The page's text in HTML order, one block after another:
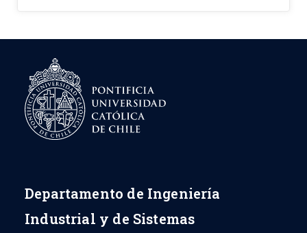
Departamento de Ingeniería
Industrial y de Sistemas